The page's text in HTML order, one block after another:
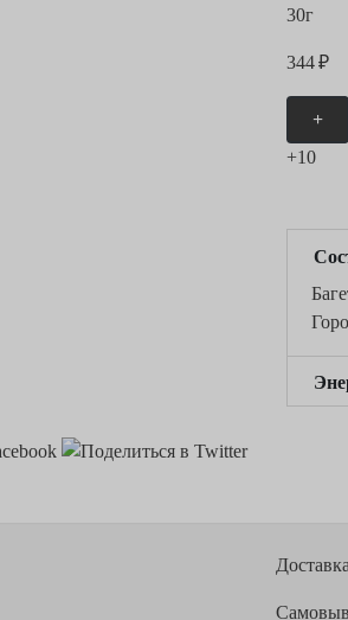
30г
344 ₽
+
+10
Доставка
Дарим конфеты ручной работы